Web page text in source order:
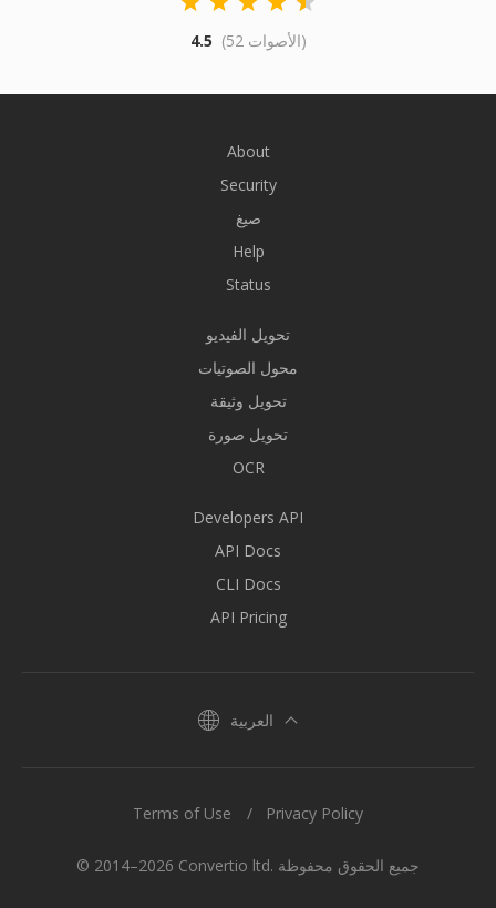
4.5 (52 الأصوات)
About
Security
صيغ
Help
Status
تحويل الفيديو
محول الصوتيات
تحويل وثيقة
تحويل صورة
OCR
Developers API
API Docs
CLI Docs
API Pricing
العربية
© 2014–2026 Convertio ltd. جميع الحقوق محفوظة
Terms of Use Privacy Policy